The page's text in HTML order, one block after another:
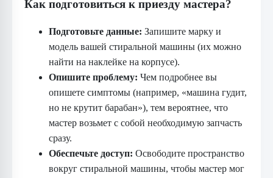
Как подготовиться к приезду мастера?
Подготовьте данные: Запишите марку и
модель вашей стиральной машины (их можно
найти на наклейке на корпусе).
Опишите проблему: Чем подробнее вы
опишете симптомы (например, «машина гудит,
но не крутит барабан»), тем вероятнее, что
мастер возьмет с собой необходимую запчасть
сразу.
Обеспечьте доступ: Освободите пространство
вокруг стиральной машины, чтобы мастер мог